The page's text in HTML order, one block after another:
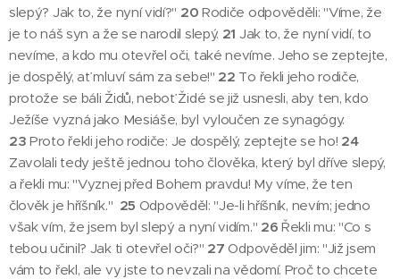
slepý? Jak to, že nyní vidí?" 20 Rodiče odpověděli: "Víme, že
je to náš syn a že se narodil slepý. 21 Jak to, že nyní vidí, to
nevíme, a kdo mu otevřel oči, také nevíme. Jeho se zeptejte,
je dospělý, ať mluví sám za sebe!" 22 To řekli jeho rodiče,
protože se báli Židů, neboť Židé se již usnesli, aby ten, kdo
Ježíše vyzná jako Mesiáše, byl vyloučen ze synagógy.
23 Proto řekli jeho rodiče: Je dospělý, zeptejte se ho! 24
Zavolali tedy ještě jednou toho člověka, který byl dříve slepý,
a řekli mu: "Vyznej před Bohem pravdu! My víme, že ten
člověk je hříšník." 25 Odpověděl: "Je-li hříšník, nevím; jedno
však vím, že jsem byl slepý a nyní vidím." 26 Řekli mu: "Co s
tebou učinil? Jak ti otevřel oči?" 27 Odpověděl jim: "Již jsem
vám to řekl, ale vy jste to nevzali na vědomí. Proč to chcete